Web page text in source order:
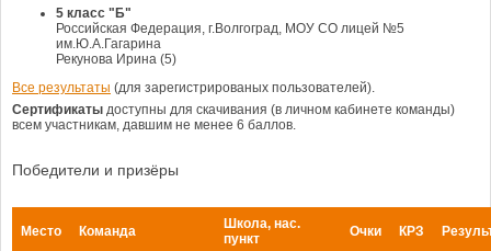
5 класс "Б"
Российская Федерация, г.Волгоград, МОУ СО лицей №5
им.Ю.А.Гагарина
Рекунова Ирина (5)
Все результаты (для зарегистрированых пользователей).
Сертификаты доступны для скачивания (в личном кабинете команды)
всем участникам, давшим не менее 6 баллов.
Победители и призёры
Место Команда
Школа, нас.
пункт
Очки КРЗ